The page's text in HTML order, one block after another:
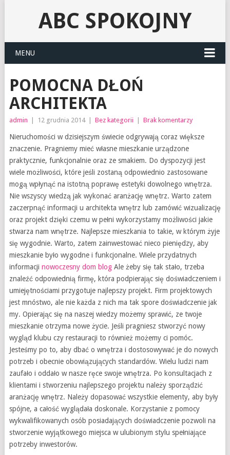
ABC SPOKOJNY
MENU
POMOCNA DŁOŃ
ARCHITEKTA
admin 12 grudnia 2014 Bez kategorii Brak komentarzy
Nieruchomości w dzisiejszym świecie odgrywają coraz większe
znaczenie. Pragniemy mieć własne mieszkanie urządzone
praktycznie, funkcjonalnie oraz ze smakiem. Do dyspozycji jest
wiele możliwości, które jeśli zostaną odpowiednio zastosowane
mogą wpłynąć na istotną poprawę estetyki dowolnego wnętrza.
Nie wszyscy wiedzą jak wykonać aranżację wnętrz. Warto zatem
zaczerpnąć informacji u architekta wnętrz lub zamówić wizualizację
oraz projekt dzięki czemu w pełni wykorzystamy możliwości jakie
stwarza nam wnętrze. Najlepsze mieszkania to takie, w którym żyje
się wygodnie. Warto, zatem zainwestować nieco pieniędzy, aby
mieszkanie było wygodne i funkcjonalne. Wiele przydatnych
informacji nowoczesny dom blogAle żeby się tak stało, trzeba
znaleźć odpowiednią firmę, która podpierając się doświadczeniem i
umiejętnościami przygotuje najlepszy projekt. Firm projektowych
jest mnóstwo, ale nie każda z nich ma tak spore doświadczenie jak
my. Opierając się na naszej wiedzy możemy sprawić, ze twoje
mieszkanie otrzyma nowe życie. Jeśli pragniesz stworzyć nowy
wygląd klubu czy restauracji to również możemy ci pomóc.
Jesteśmy po to, aby dbać o wnętrza i dostosowywać je do nowych
potrzeb i obecnie obowiązujących standardów. Wielu ludzi nam
zaufało i oddało w nasze ręce swoje wnętrza. Po konsultacjach z
klientami i stworzeniu najlepszego projektu należy sporządzić
aranżację wnętrz. Należy dopasować wszystkie elementy, aby były
spójne, a całość wyglądała doskonale. Korzystanie z pomocy
wykwalifikowanych osób posiadających doświadczenie pozwoli na
stworzenie wyjątkowego miejsca w ulubionym stylu spełniające
potrzeby inwestorów.